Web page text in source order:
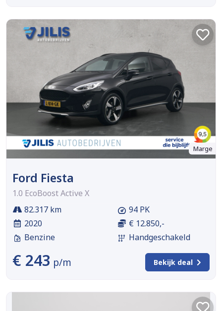
Marge
Ford Fiesta
1.0 EcoBoost Active X
82.317 km
2020
Benzine
94 PK
€ 12.850,-
Handgeschakeld
€ 243 p/m Bekijk deal